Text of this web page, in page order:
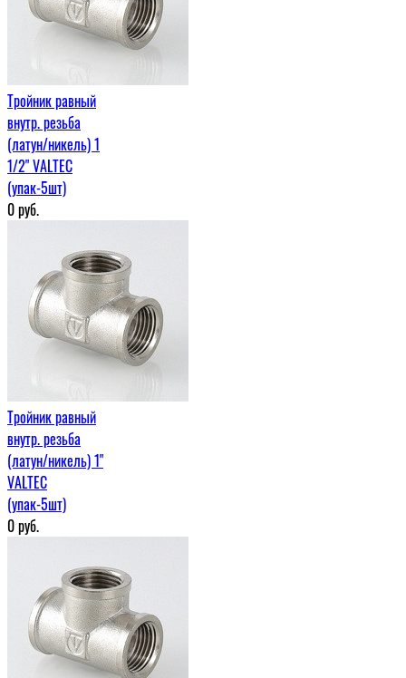
Тройник равный
внутр. резьба
(латун/никель) 1
1/2" VALTEC
(упак-5шт)
0руб.
Тройник равный
внутр. резьба
(латун/никель) 1"
VALTEC
(упак-5шт)
0руб.